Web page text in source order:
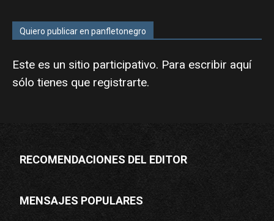
Quiero publicar en panfletonegro
Este es un sitio participativo. Para escribir aquí
sólo tienes que registrarte.
RECOMENDACIONES DEL EDITOR
MENSAJES POPULARES